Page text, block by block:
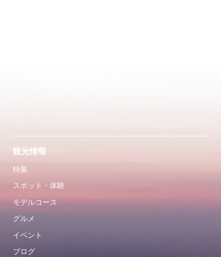
観光情報
特集
スポット・体験
モデルコース
グルメ
イベント
ブログ